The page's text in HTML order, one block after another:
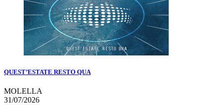
QUEST’ESTATE RESTO QUA
MOLELLA
31/07/2026